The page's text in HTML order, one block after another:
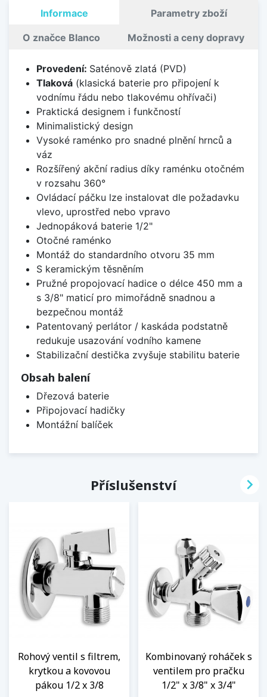
Informace Parametry zboží
O značce Blanco Možnosti a ceny dopravy
Provedení: Saténově zlatá (PVD)
Tlaková(klasická baterie pro připojení k
vodnímu řádu nebo tlakovému ohřívači)
Praktická designem i funkčností
Minimalistický design
Vysoké raménko pro snadné plnění hrnců a
váz
Rozšířený akční radius díky raménku otočném
v rozsahu 360°
Ovládací páčku lze instalovat dle požadavku
vlevo, uprostřed nebo vpravo
Jednopáková baterie 1/2"
Otočné raménko
Montáž do standardního otvoru 35 mm
S keramickým těsněním
Pružné propojovací hadice o délce 450 mm a
s 3/8" maticí pro mimořádně snadnou a
bezpečnou montáž
Patentovaný perlátor / kaskáda podstatně
redukuje usazování vodního kamene
Stabilizační destička zvyšuje stabilitu baterie
Obsah balení
Dřezová baterie
Připojovací hadičky
Montážní balíček
Příslušenství
Rohový ventil s filtrem,
krytkou a kovovou
pákou 1/2 x 3/8
Kombinovaný roháček s
ventilem pro pračku
1/2" x 3/8" x 3/4"
